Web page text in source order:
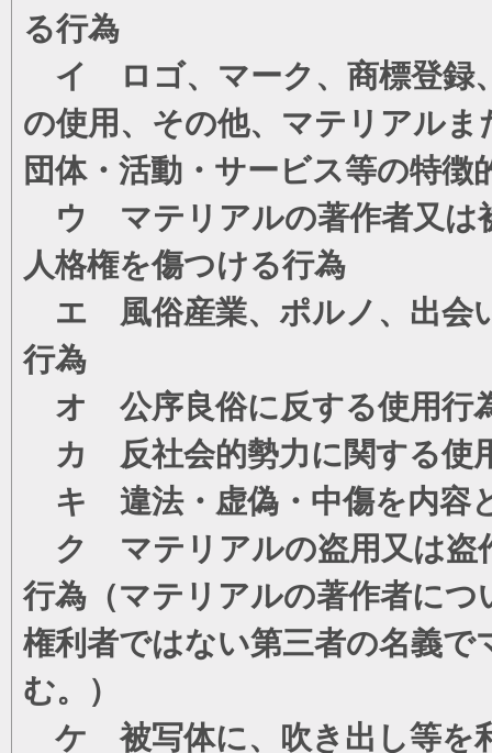
る行為
イ ロゴ、マーク、商標登録
の使用、その他、マテリアル
団体・活動・サービス等の特
ウ マテリアルの著作者又は
人格権を傷つける行為
エ 風俗産業、ポルノ、出会
行為
オ 公序良俗に反する使用行
カ 反社会的勢力に関する使
キ 違法・虚偽・中傷を内容
ク マテリアルの盗用又は盗
行為（マテリアルの著作者に
権利者ではない第三者の名義
む。）
ケ 被写体に、吹き出し等を